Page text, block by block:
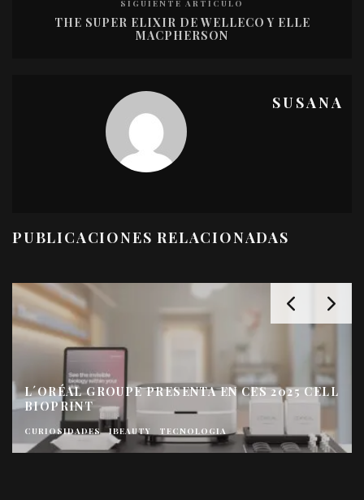
SIGUIENTE ARTÍCULO
THE SUPER ELIXIR DE WELLECO Y ELLE
MACPHERSON
SUSANA
PUBLICACIONES RELACIONADAS
L´ORÉAL GROUPE PRESENTA EN CES 2025 CELL
BIOPRINT
CURIOSIDADES IBEAUTY TECNOLOGIA